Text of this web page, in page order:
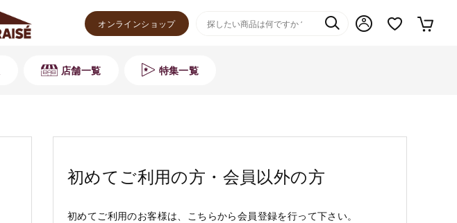
オンラインショップ
店舗一覧 特集一覧
初めてご利用の方・会員以外の方
初めてご利用のお客様は、こちらから会員登録を行って下さい。